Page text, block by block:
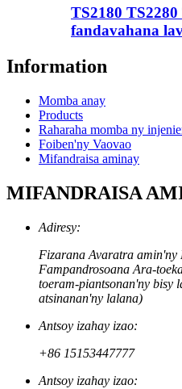
TS2180
fandavahana
Information
Momba anay
Products
Raharaha momba ny
Foiben'ny Vaovao
Mifandraisa aminay
MIFANDRAISA
Adiresy:
Fizarana Avaratra
Fampandrosoana Ara-
toeram-piantsonan'ny bisy
atsinanan'ny lalana)
Antsoy izahay izao:
+86 15153447777
Antsoy izahay izao: